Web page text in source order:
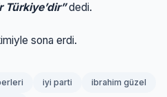
Türkiye’dir”dedi.
sona erdi.
iyi parti
ibrahim güzel